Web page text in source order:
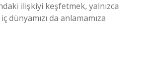
ilişkiyi keşfetmek, yalnızca
dünyamızı da anlamamıza